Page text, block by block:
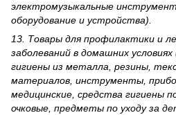
электрому­зыкальные
оборудование и устройства).
13. Товары для профилактики и
заболеваний в домашних
гигиены из металла, резины,
материалов, инструменты,
медицинские, средства гигиены
очковые, предметы по уходу за